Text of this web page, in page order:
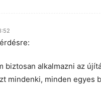
biztosan alkalmazni az
mindenki, minden egyes